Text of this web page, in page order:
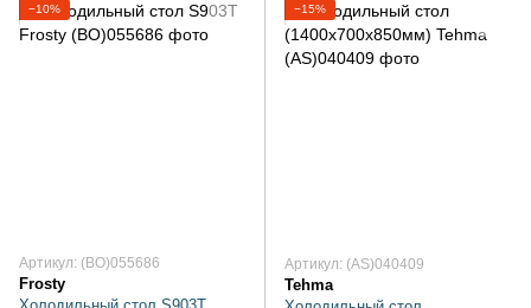
−10%
Артикул: (BO)055686
Frosty
−15%
Артикул: (AS)040409
Tehma